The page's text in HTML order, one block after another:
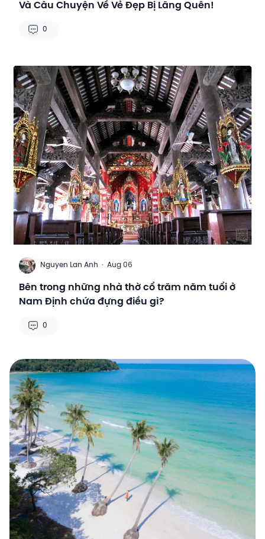
Và Câu Chuyện Về Vẻ Đẹp Bị Lãng Quên!
0
N Nguyen Lan Anh · Aug 06
Bên trong những nhà thờ cổ trăm năm tuổi ở
Nam Định chứa đựng điều gì?
0